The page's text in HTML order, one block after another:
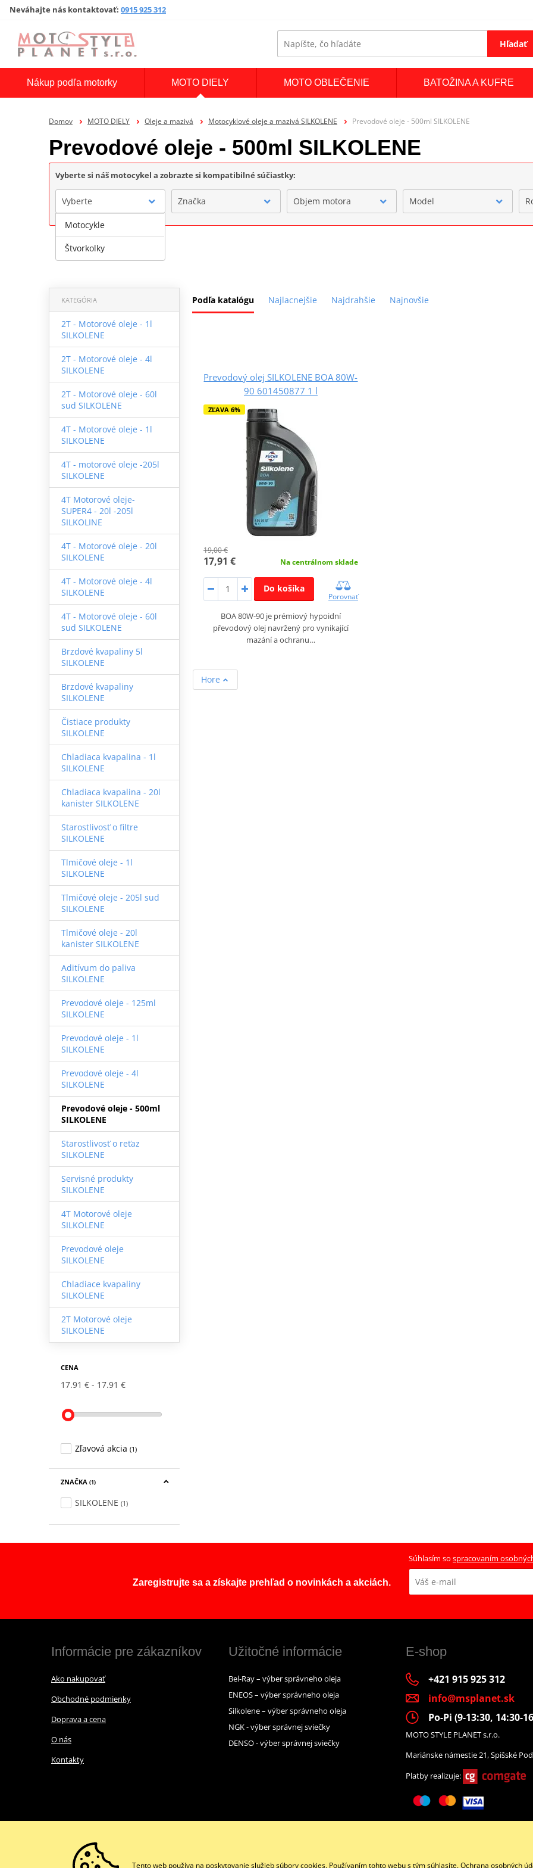
Neváhajte nás kontaktovať: 0915 925 312
Hľadať
Nákup podľa motorky MOTO DIELY MOTO OBLEČENIE BATOŽINA A KUFRE
Domov MOTO DIELY Oleje a mazivá Motocyklové oleje a mazivá SILKOLENE Prevodové oleje - 500ml SILKOLENE
Prevodové oleje - 500ml SILKOLENE
Vyberte si náš motocykel a zobrazte si kompatibilné súčiastky:
Vyberte Značka Objem motora Model
Podľa katalógu Najlacnejšie Najdrahšie Najnovšie
KATEGÓRIA
2T - Motorové oleje - 1l
SILKOLENE
2T - Motorové oleje - 4l
SILKOLENE
2T - Motorové oleje - 60l
sud SILKOLENE
4T - Motorové oleje - 1l
SILKOLENE
4T - motorové oleje -205l
SILKOLENE
4T Motorové oleje-
SUPER4 - 20l -205l
SILKOLINE
4T - Motorové oleje - 20l
SILKOLENE
4T - Motorové oleje - 4l
SILKOLENE
4T - Motorové oleje - 60l
sud SILKOLENE
Brzdové kvapaliny 5l
SILKOLENE
Brzdové kvapaliny
SILKOLENE
Čistiace produkty
SILKOLENE
Chladiaca kvapalina - 1l
SILKOLENE
Chladiaca kvapalina - 20l
kanister SILKOLENE
Starostlivosť o filtre
SILKOLENE
Tlmičové oleje - 1l
SILKOLENE
Tlmičové oleje - 205l sud
SILKOLENE
Tlmičové oleje - 20l
kanister SILKOLENE
Aditívum do paliva
SILKOLENE
Prevodové oleje - 125ml
SILKOLENE
Prevodové oleje - 1l
SILKOLENE
Prevodové oleje - 4l
SILKOLENE
Prevodové oleje - 500ml
SILKOLENE
Starostlivosť o reťaz
SILKOLENE
Servisné produkty
SILKOLENE
4T Motorové oleje
SILKOLENE
Prevodové oleje
SILKOLENE
Chladiace kvapaliny
SILKOLENE
2T Motorové oleje
SILKOLENE
CENA
17.91 € 17.91 €
Zľavová akcia (1)
ZNAČKA (1)
SILKOLENE (1)
Prevodový olej SILKOLENE BOA 80W-
90 601450877 1 l
ZĽAVA 6%
19,00 €
17,91 € Na centrálnom sklade
Do košíka
Porovnať
BOA 80W-90 je prémiový hypoidní
převodový olej navržený pro vynikající
mazání a ochranu…
Hore
Zaregistrujte sa a získajte prehľad o novinkách a akciách.
Súhlasím so spracovaním
Informácie pre zákazníkov
Ako nakupovať
Obchodné podmienky
Doprava a cena
O nás
Kontakty
Užitočné informácie
Bel-Ray – výber správneho oleja
ENEOS – výber správneho oleja
Silkolene – výber správneho oleja
NGK - výber správnej sviečky
DENSO - výber správnej sviečky
E-shop
+421 915 925 312
info@msplanet.sk
Po-Pi (9-13:30, 14:30-
MOTO STYLE PLANET s.r.o.
Mariánske námestie 21, Spišské
Platby realizuje:
Tento web používa na poskytovanie služieb súbory cookies. Používaním tohto webu s tým súhlasíte.Ochrana osobných
Motocykle
Štvorkolky